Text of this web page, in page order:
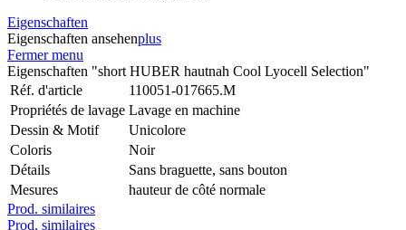
Eigenschaften
Eigenschaften ansehenplus
Fermer menu
Eigenschaften "short HUBER hautnah Cool Lyocell Selection"
Réf. d'article
110051-017665.M
Propriétés de lavage Lavage en machine
Dessin & Motif
Unicolore
Coloris
Noir
Détails
Sans braguette, sans bouton
Mesures
hauteur de côté normale
Prod. similaires
Prod. similaires